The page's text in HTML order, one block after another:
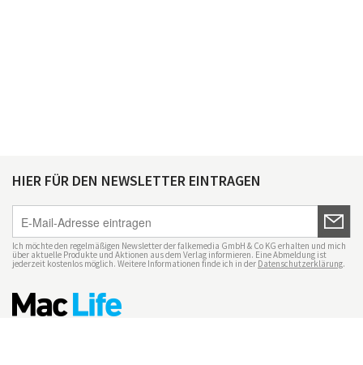
HIER FÜR DEN NEWSLETTER EINTRAGEN
Ich möchte den regelmäßigen Newsletter der falkemedia GmbH & Co KG erhalten und mich
über aktuelle Produkte und Aktionen aus dem Verlag informieren. Eine Abmeldung ist
jederzeit kostenlos möglich. Weitere Informationen finde ich in der Datenschutzerklärung.